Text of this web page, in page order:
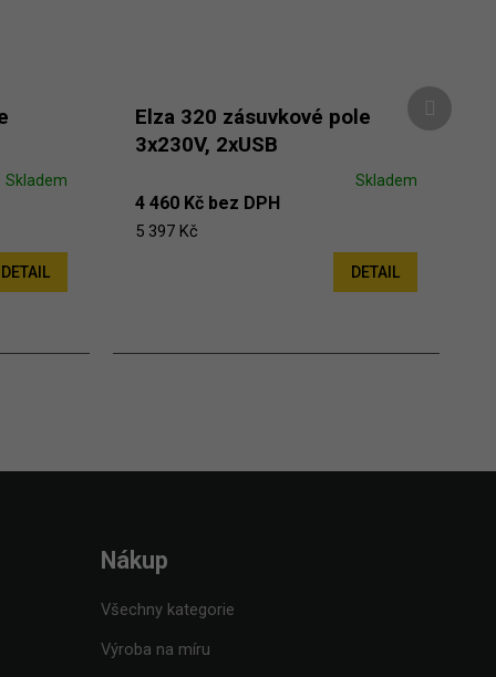
Skladem
DETAIL
Elza 320 zásuvkové pole
3x230V, 2xUSB
Skladem
4 460 Kč bez DPH
5 397 Kč
DETAIL
Další
Nákup
Všechny kategorie
Výroba na míru